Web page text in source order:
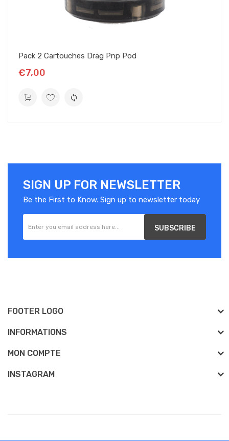
Pack 2 Cartouches Drag Pnp Pod
€7,00
SIGN UP FOR NEWSLETTER
Be the First to Know. Sign up to newsletter today
SUBSCRIBE
FOOTER LOGO
INFORMATIONS
MON COMPTE
INSTAGRAM